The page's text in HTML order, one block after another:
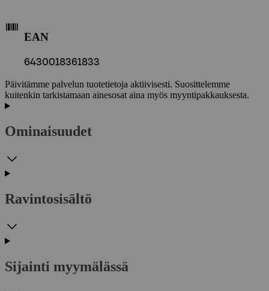
EAN
6430018361833
Päivitämme palvelun tuotetietoja aktiivisesti. Suosittelemme
kuitenkin tarkistamaan ainesosat aina myös myyntipakkauksesta.
Ominaisuudet
Ravintosisältö
Sijainti myymälässä